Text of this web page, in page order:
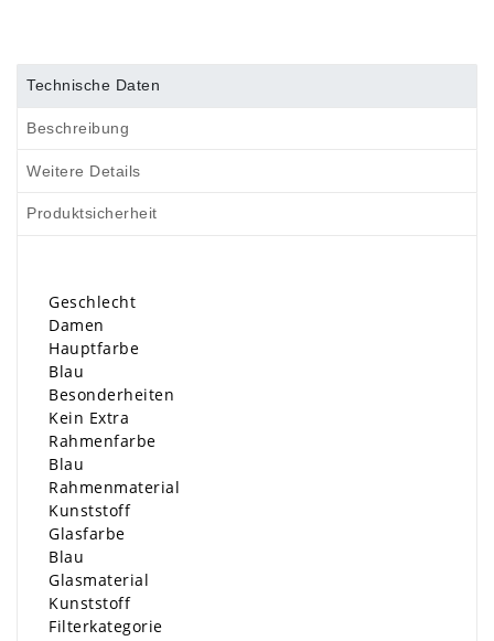
Technische Daten
Beschreibung
Weitere Details
Produktsicherheit
Geschlecht
Damen
Hauptfarbe
Blau
Besonderheiten
Kein Extra
Rahmenfarbe
Blau
Rahmenmaterial
Kunststoff
Glasfarbe
Blau
Glasmaterial
Kunststoff
Filterkategorie